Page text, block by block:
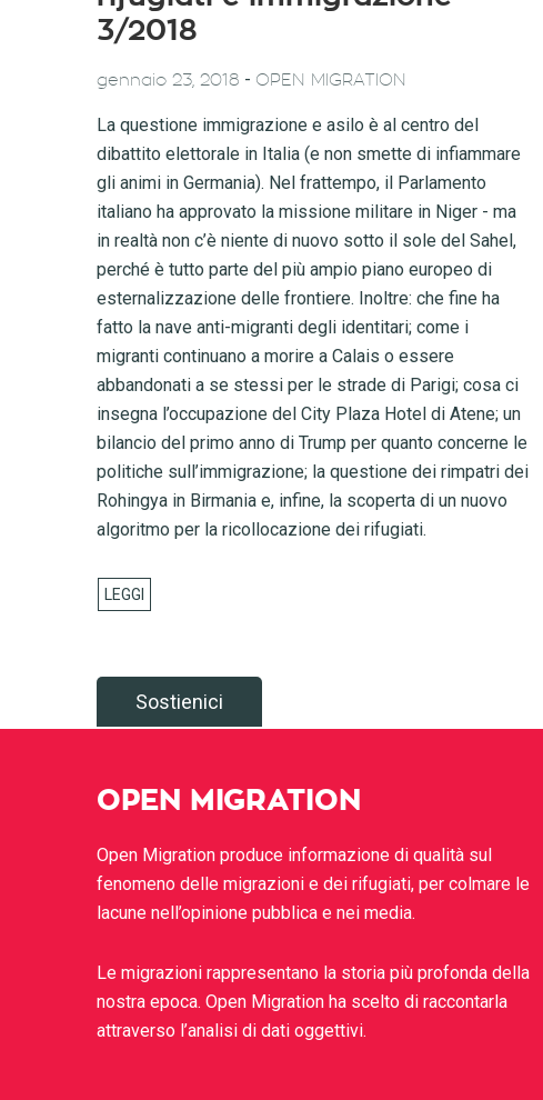
3/2018
gennaio 23, 2018 - OPEN MIGRATION
La questione immigrazione e asilo è al centro del
dibattito elettorale in Italia (e non smette di infiammare
gli animi in Germania). Nel frattempo, il Parlamento
italiano ha approvato la missione militare in Niger - ma
in realtà non c’è niente di nuovo sotto il sole del Sahel,
perché è tutto parte del più ampio piano europeo di
esternalizzazione delle frontiere. Inoltre: che fine ha
fatto la nave anti-migranti degli identitari; come i
migranti continuano a morire a Calais o essere
abbandonati a se stessi per le strade di Parigi; cosa ci
insegna l’occupazione del City Plaza Hotel di Atene; un
bilancio del primo anno di Trump per quanto concerne le
politiche sull’immigrazione; la questione dei rimpatri dei
Rohingya in Birmania e, infine, la scoperta di un nuovo
algoritmo per la ricollocazione dei rifugiati.
Sostienici
OPEN MIGRATION
Open Migration produce informazione di qualità sul
fenomeno delle migrazioni e dei rifugiati, per colmare le
lacune nell’opinione pubblica e nei media.
Le migrazioni rappresentano la storia più profonda della
nostra epoca. Open Migration ha scelto di raccontarla
attraverso l’analisi di dati oggettivi.